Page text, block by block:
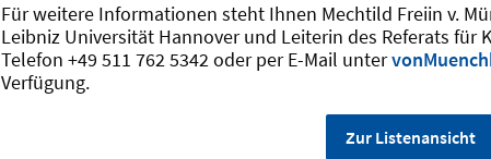
Für weitere Informationen steht Ihnen Mechtild Freiin v.
Leibniz Universität Hannover und Leiterin des Referats
Telefon +49 511 762 5342 oder per E-Mail unter
Verfügung.
Zur Listenansicht